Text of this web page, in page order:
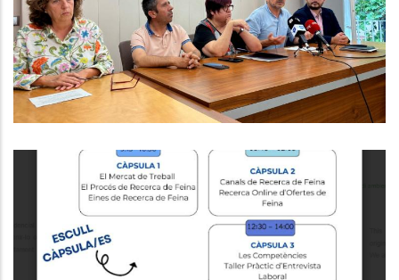
Altres
Educació
Formacions Del Programa Orienta
Educació